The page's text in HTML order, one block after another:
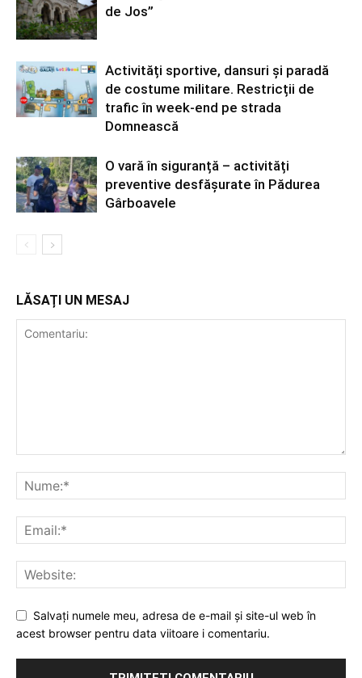
de Jos”
Activități sportive, dansuri și paradă
de costume militare. Restricții de
trafic în week-end pe strada
Domnească
O vară în siguranță – activități
preventive desfășurate în Pădurea
Gârboavele
LĂSAȚI UN MESAJ
Salvați numele meu, adresa de e-mail și site-ul web în
acest browser pentru data viitoare i comentariu.